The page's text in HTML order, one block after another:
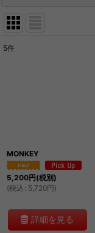
5件
MONKEY
5,200円(税別)
(税込 : 5,720円)
詳細を見る